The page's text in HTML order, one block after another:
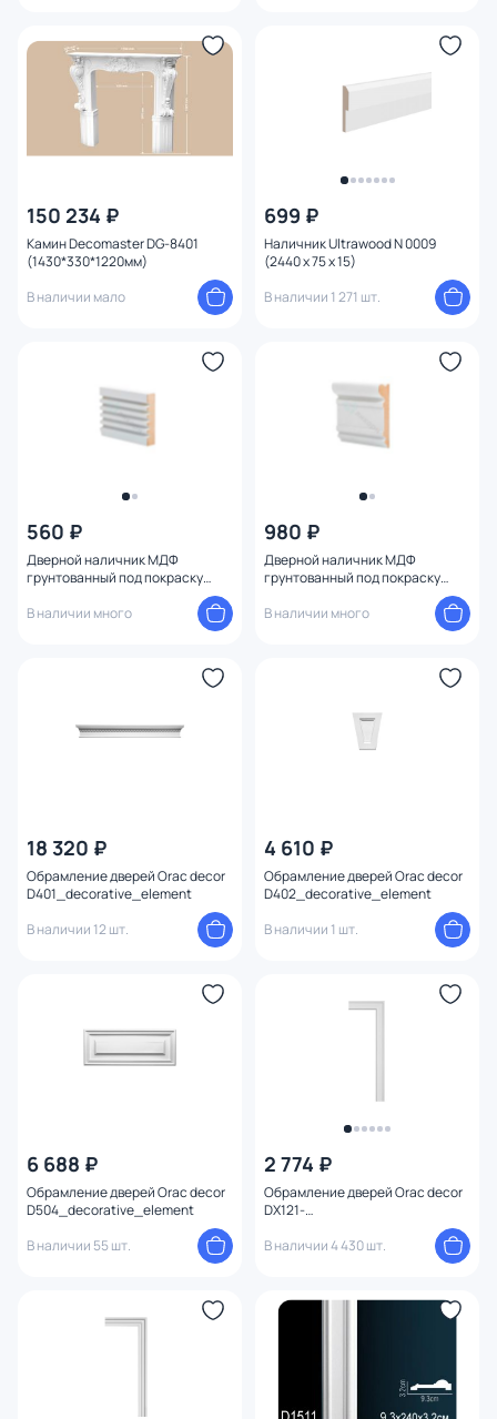
150 234 ₽
Камин Decomaster DG-8401
(1430*330*1220мм)
В наличии мало
699 ₽
Наличник Ultrawood N 0009
(2440 х 75 х 15)
В наличии 1 271 шт.
560 ₽
Дверной наличник МДФ
грунтованный под покраску
В наличии много
980 ₽
Дверной наличник МДФ
грунтованный под покраску
В наличии много
18 320 ₽
Обрамление дверей Orac decor
D401_decorative_element
В наличии 12 шт.
4 610 ₽
Обрамление дверей Orac decor
D402_decorative_element
В наличии 1 шт.
6 688 ₽
Обрамление дверей Orac decor
D504_decorative_element
В наличии 55 шт.
2 774 ₽
Обрамление дверей Orac decor
DX121-
В наличии 4 430 шт.